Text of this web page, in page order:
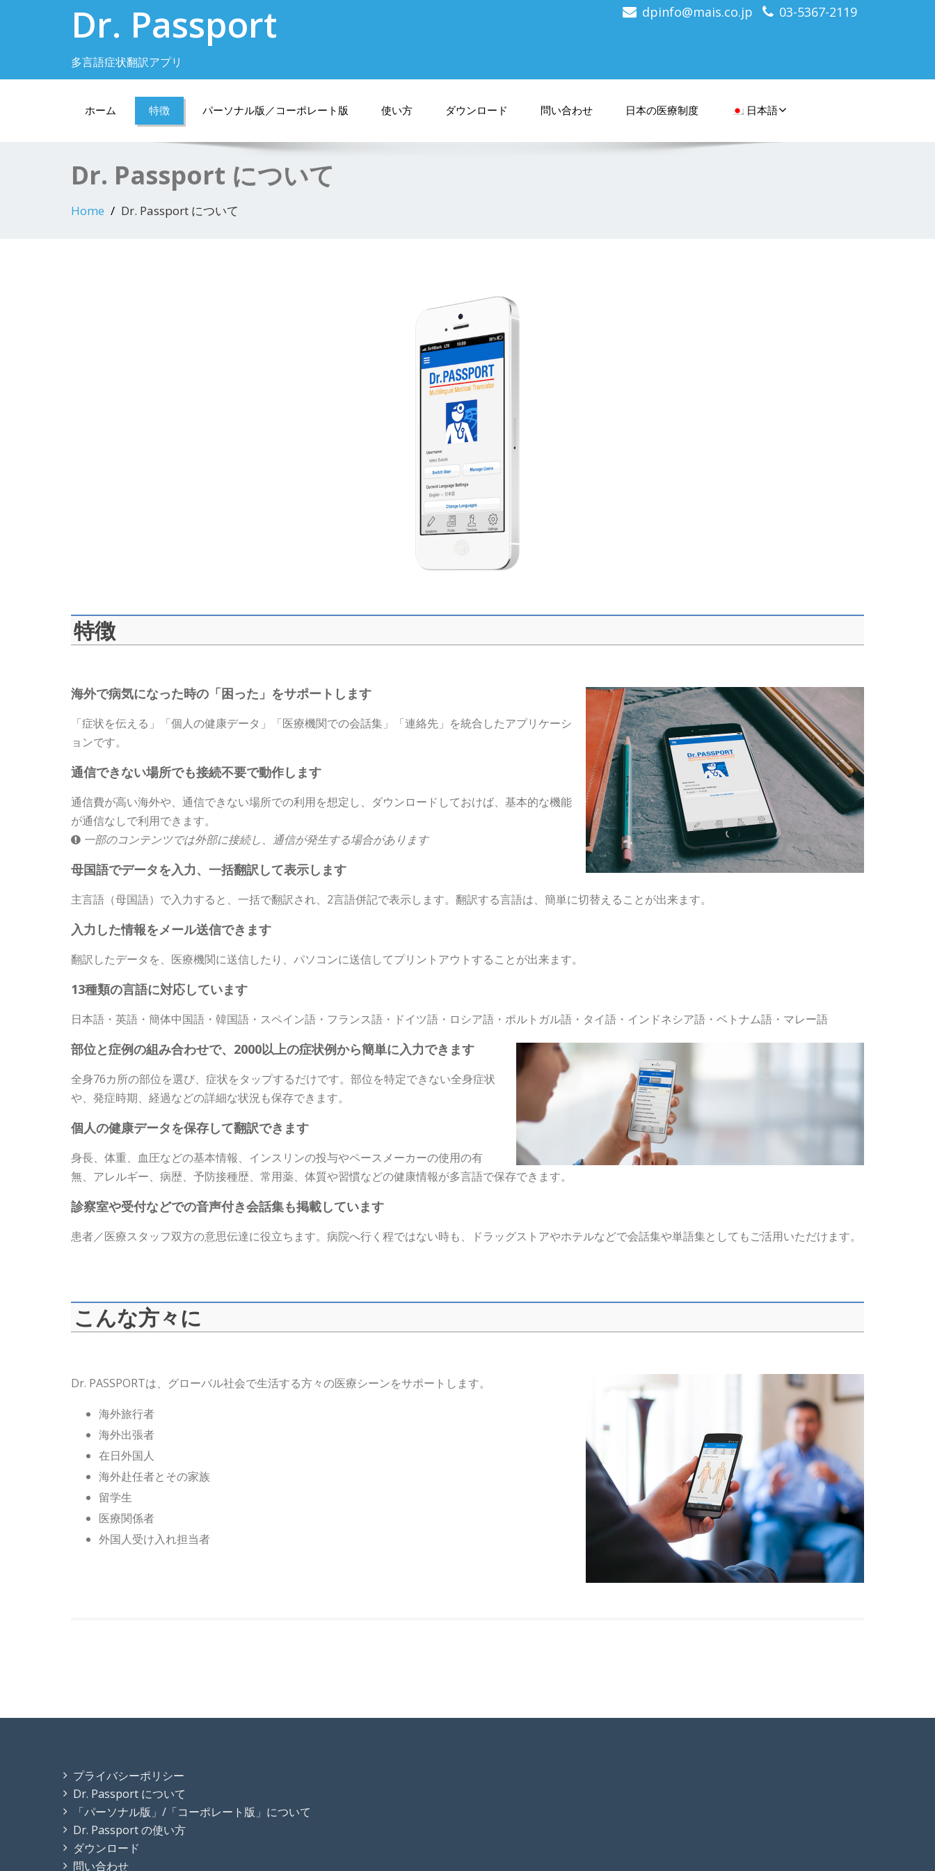
Dr. Passport
多言語症状翻訳アプリ
dpinfo@mais.co.jp 03-5367-2119
ホーム 特徴 パーソナル版／コーポレート版 使い方 ダウンロード 問い合わせ 日本の医療制度 日本語
Dr. Passport について
Home Dr. Passport について
特徴
海外で病気になった時の「困った」をサポートします
「症状を伝える」「個人の健康データ」「医療機関での会話集」「連絡先」を統合したアプリケーシ
ョンです。
通信できない場所でも接続不要で動作します
通信費が高い海外や、通信できない場所での利用を想定し、ダウンロードしておけば、基本的な機能
が通信なしで利用できます。
一部のコンテンツでは外部に接続し、通信が発生する場合があります
母国語でデータを入力、一括翻訳して表示します
主言語（母国語）で入力すると、一括で翻訳され、2言語併記で表示します。翻訳する言語は、簡単に切替えることが出来ます。
入力した情報をメール送信できます
翻訳したデータを、医療機関に送信したり、パソコンに送信してプリントアウトすることが出来ます。
13種類の言語に対応しています
日本語・英語・簡体中国語・韓国語・スペイン語・フランス語・ドイツ語・ロシア語・ポルトガル語・タイ語・インドネシア語・ベトナム語・マレー語
部位と症例の組み合わせで、2000以上の症状例から簡単に入力できます
全身76カ所の部位を選び、症状をタップするだけです。部位を特定できない全身症状
や、発症時期、経過などの詳細な状況も保存できます。
個人の健康データを保存して翻訳できます
身長、体重、血圧などの基本情報、インスリンの投与やペースメーカーの使用の有
無、アレルギー、病歴、予防接種歴、常用薬、体質や習慣などの健康情報が多言語で保存できます。
診察室や受付などでの音声付き会話集も掲載しています
患者／医療スタッフ双方の意思伝達に役立ちます。病院へ行く程ではない時も、ドラッグストアやホテルなどで会話集や単語集としてもご活用いただけます。
こんな方々に
Dr. PASSPORTは、グローバル社会で生活する方々の医療シーンをサポートします。
海外旅行者
海外出張者
在日外国人
海外赴任者とその家族
留学生
医療関係者
外国人受け入れ担当者
プライバシーポリシー
Dr. Passport について
「パーソナル版」/「コーポレート版」について
Dr. Passport の使い方
ダウンロード
問い合わせ